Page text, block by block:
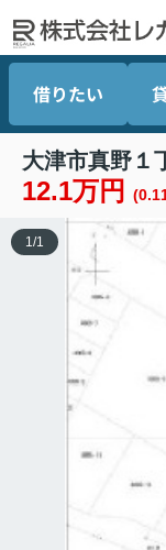
借りたい
大津市真野１
12.1万円
1 /1